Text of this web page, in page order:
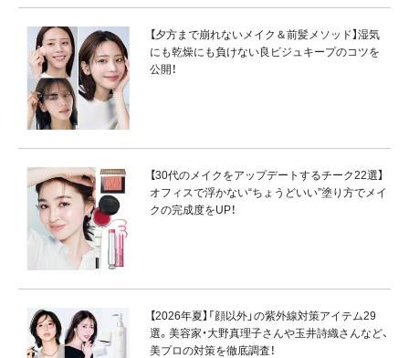
【夕方まで崩れないメイク＆前髪メソッド】湿気
にも乾燥にも負けない良ビジュキープのコツを
公開！
【30代のメイクをアップデートするチーク22選】
オフィスで浮かない“ちょうどいい”塗り方でメイ
クの完成度をUP！
【2026年夏】「顔以外」の紫外線対策アイテム29
選。美容家・大野真理子さんや玉井詩織さんなど、
美プロの対策を徹底調査！